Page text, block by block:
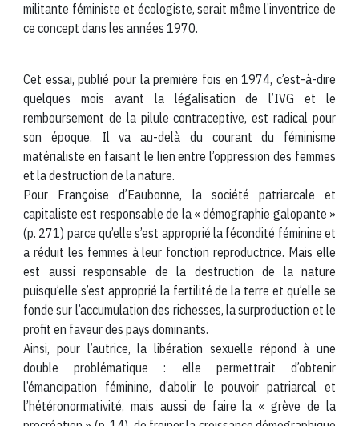
militante féministe et écologiste, serait même l’inventrice de
ce concept dans les années 1970.
Cet essai, publié pour la première fois en 1974, c’est-à-dire
quelques mois avant la légalisation de l’IVG et le
remboursement de la pilule contraceptive, est radical pour
son époque. Il va au-delà du courant du féminisme
matérialiste en faisant le lien entre l’oppression des femmes
et la destruction de la nature.
Pour Françoise d’Eaubonne, la société patriarcale et
capitaliste est responsable de la « démographie galopante »
(p. 271) parce qu’elle s’est approprié la fécondité féminine et
a réduit les femmes à leur fonction reproductrice. Mais elle
est aussi responsable de la destruction de la nature
puisqu’elle s’est approprié la fertilité de la terre et qu’elle se
fonde sur l’accumulation des richesses, la surproduction et le
profit en faveur des pays dominants.
Ainsi, pour l’autrice, la libération sexuelle répond à une
double problématique : elle permettrait d’obtenir
l’émancipation féminine, d’abolir le pouvoir patriarcal et
l’hétéronormativité, mais aussi de faire la « grève de la